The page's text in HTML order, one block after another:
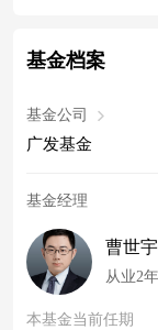
基金档案
基金公司
广发基金
基金经理
曹世宇
从业2
本基金当前任期